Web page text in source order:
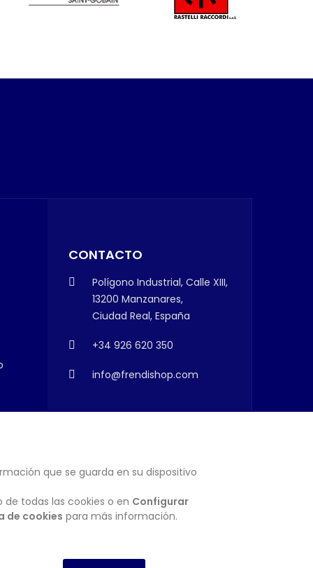
CONTACTO
Polígono Industrial, Calle XIII,
13200 Manzanares,
Ciudad Real, España
+34 926 620 350
info@frendishop.com
SUSCRIBIRSE
que se guarda en su dispositivo
todas las cookies o en Configurar
de cookies para más información.